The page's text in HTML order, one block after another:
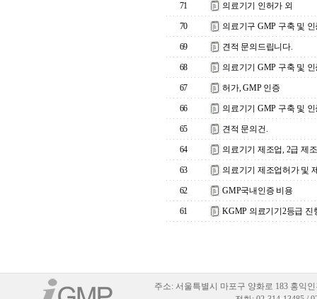
71 의료기기 인허가 외
70 의료기구 GMP 구축 및
69 견적 문의드립니다.
68 의료기기 GMP 구축 및
67 허가, GMP 인증
66 의료기기 GMP 구축 및
65 견적 문의건.
64 의료기기 제조업, 2급 제
63 의료기기 제조업허가 및
62 GMP국내인증 비용
61 KGMP 의료기기2등급 진
주소: 서울특별시 마포구 양화로 183 홍익